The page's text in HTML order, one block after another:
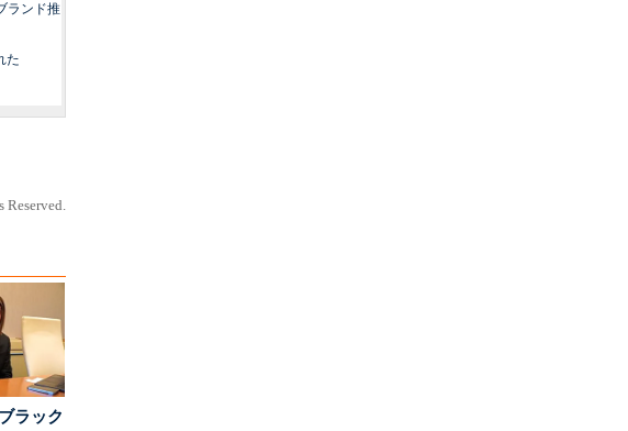
ランド推
た
ラック